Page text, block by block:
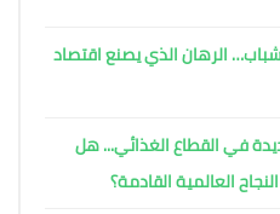
الرهان الذي يصنع اقتصاد
في القطاع الغذائي... هل
العالمية القادمة؟